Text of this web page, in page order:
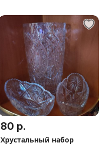
80 р.
Хрустальный набор